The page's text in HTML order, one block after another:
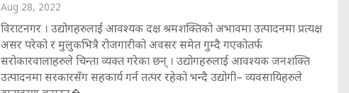
Aug 28, 2022
विराटनगर । उद्योगहरुलाई आवश्यक दक्ष श्रमशक्तिको अभावमा उत्पादनमा प्रत्यक्ष
असर परेको र मुलुकभित्रै रोजगारीको अवसर समेत गुम्दै गएकोतर्फ
सरोकारवालाहरुले चिन्ता व्यक्त गरेका छन् । उद्योगहरुलाई आवश्यक जनशक्ति
उत्पादनमा सरकारसँग सहकार्य गर्न तत्पर रहेको भन्दै उद्योगी– व्यवसायिहरुले